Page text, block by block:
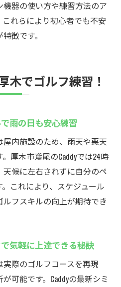
器の使い方や練習方法のア
れらにより初心者でも不安
徴です。
木でゴルフ練習！
雨の日も安心練習
内施設のため、雨天や悪天
厚木市鳶尾のCaddyでは24時
候に左右されずに自分のペ
これにより、スケジュール
フスキルの向上が期待でき
気軽に上達できる秘訣
際のゴルフコースを再現
可能です。Caddyの最新シミ